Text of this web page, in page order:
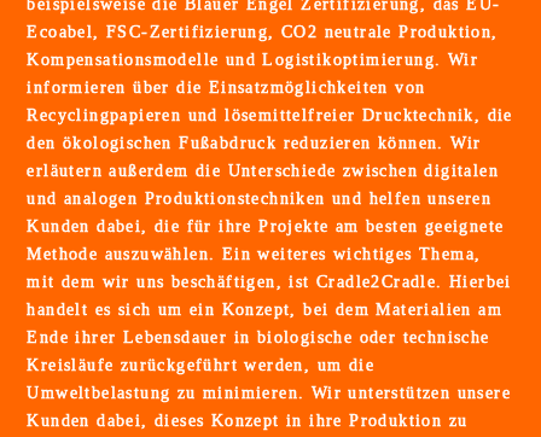
Ecoabel, FSC-Zertifizierung, CO2 neutrale Produktion,
Kompensationsmodelle und Logistikoptimierung. Wir
informieren über die Einsatzmöglichkeiten von
Recyclingpapieren und lösemittelfreier Drucktechnik, die
den ökologischen Fußabdruck reduzieren können. Wir
erläutern außerdem die Unterschiede zwischen digitalen
und analogen Produktionstechniken und helfen unseren
Kunden dabei, die für ihre Projekte am besten geeignete
Methode auszuwählen. Ein weiteres wichtiges Thema,
mit dem wir uns beschäftigen, ist Cradle2Cradle. Hierbei
handelt es sich um ein Konzept, bei dem Materialien am
Ende ihrer Lebensdauer in biologische oder technische
Kreisläufe zurückgeführt werden, um die
Umweltbelastung zu minimieren. Wir unterstützen unsere
Kunden dabei, dieses Konzept in ihre Produktion zu